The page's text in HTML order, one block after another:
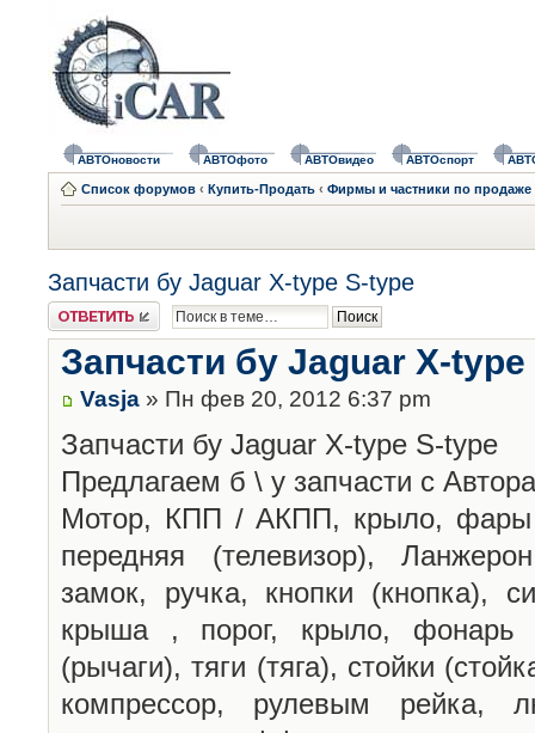
АВТОновости АВТОфото АВТОвидео АВТОспорт
Список форумов ‹ Купить-Продать ‹ Фирмы и частники по продаже
Запчасти бу Jaguar X-type S-type
Ответить
Запчасти бу Jaguar X-
Vasja » Пн фев 20, 2012 6:37 pm
Запчасти бу Jaguar X-type S-type
Предлагаем б \ у запчасти с
Мотор, КПП / АКПП, крыло, фары
передняя (телевизор),
замок, ручка, кнопки (кнопка),
крыша , порог, крыло, фонарь
(рычаги), тяги (тяга), стойки
компрессор, рулевым рейка,